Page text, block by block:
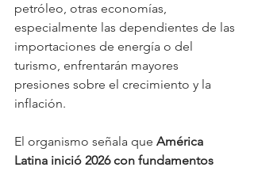
petróleo, otras economías,
especialmente las dependientes de las
importaciones de energía o del
turismo, enfrentarán mayores
presiones sobre el crecimiento y la
inflación.
El organismo señala que América
Latina inició 2026 con fundamentos